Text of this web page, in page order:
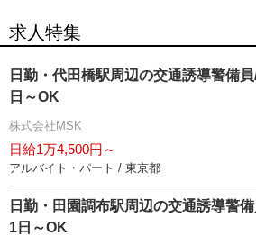
求人特集
日勤・代田橋駅周辺の交通誘導警備
日～OK
株式会社MSK
日給1万4,500円～
アルバイト・パート / 東京都
日勤・田園調布駅周辺の交通誘導警
1日～OK